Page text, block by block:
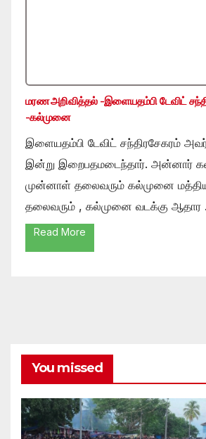
மரண அறிவித்தல் -இளையதம்பி டேவிட்
-கல்முனை
இளையதம்பி டேவிட் சந்திரசேகரம்
இன்று இறைபதமடைந்தார். அன்னார்
முன்னாள் தலைவரும் கல்முனை
தலைவரும் , கல்முனை வடக்கு ஆதார
Read More
You missed